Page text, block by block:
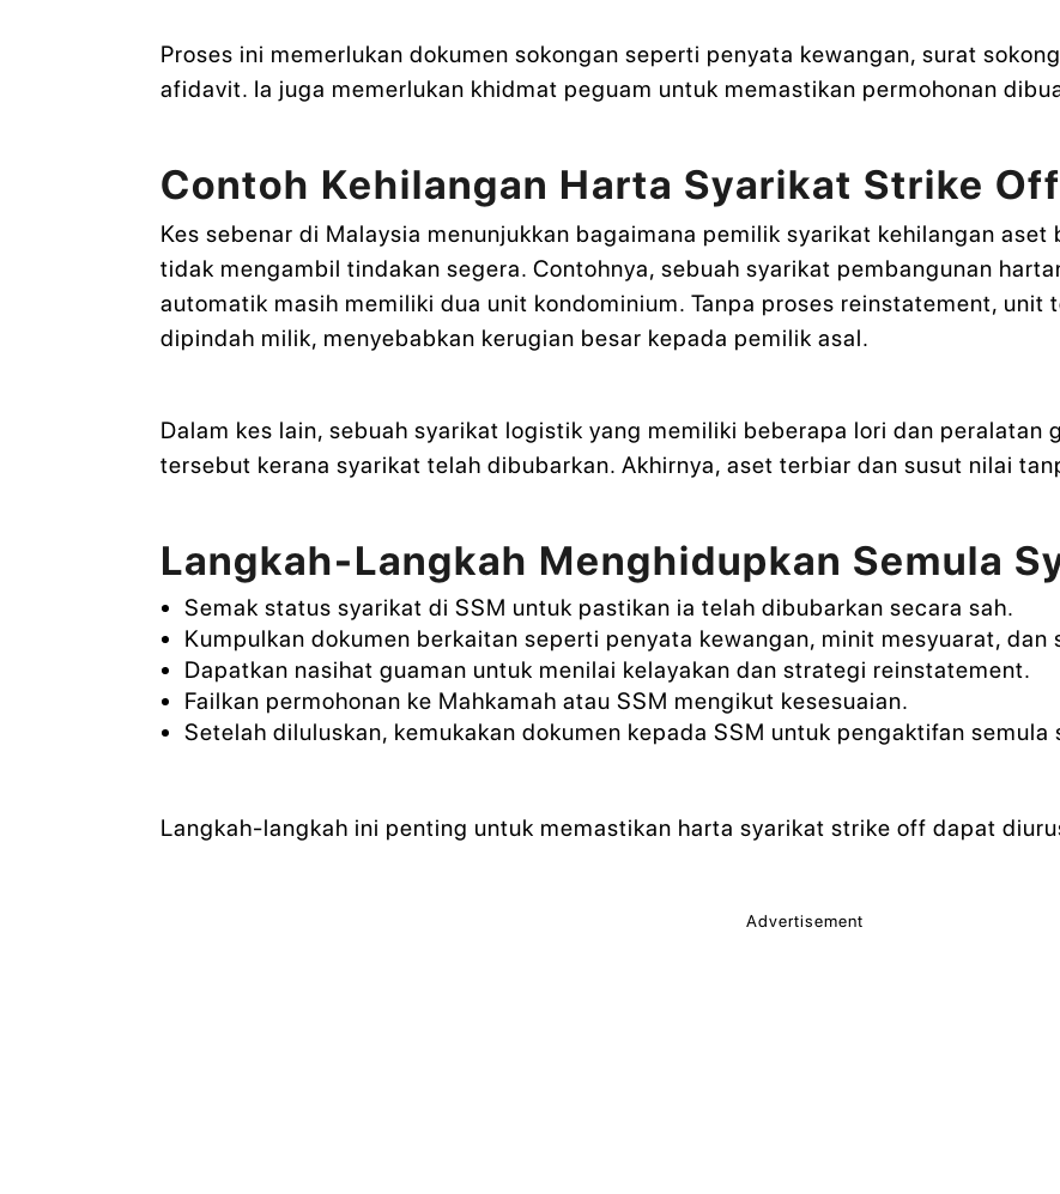
Proses ini memerlukan dokumen sokongan seperti penyata kewangan, surat
afidavit. Ia juga memerlukan khidmat peguam untuk memastikan permohonan
Contoh Kehilangan Harta Syarikat Strike
Kes sebenar di Malaysia menunjukkan bagaimana pemilik syarikat kehilangan
tidak mengambil tindakan segera. Contohnya, sebuah syarikat pembangunan
automatik masih memiliki dua unit kondominium. Tanpa proses reinstatement,
dipindah milik, menyebabkan kerugian besar kepada pemilik asal.
Dalam kes lain, sebuah syarikat logistik yang memiliki beberapa lori dan peralatan
tersebut kerana syarikat telah dibubarkan. Akhirnya, aset terbiar dan susut nilai
Langkah-Langkah Menghidupkan Semula
Semak status syarikat di SSM untuk pastikan ia telah dibubarkan secara sah.
Kumpulkan dokumen berkaitan seperti penyata kewangan, minit mesyuarat, dan
Dapatkan nasihat guaman untuk menilai kelayakan dan strategi reinstatement.
Failkan permohonan ke Mahkamah atau SSM mengikut kesesuaian.
Setelah diluluskan, kemukakan dokumen kepada SSM untuk pengaktifan semula
Langkah-langkah ini penting untuk memastikan harta syarikat strike off dapat
Advertisement